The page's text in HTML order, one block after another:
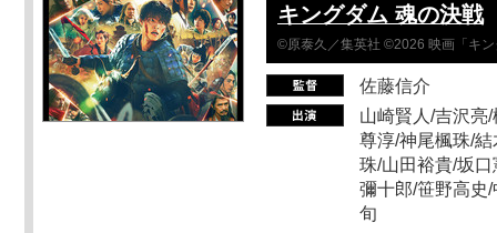
キングダム 魂の決戦
©原泰久／集英社 ©2026 映画「キ
佐藤信介
山崎賢人/吉沢亮
尊淳/神尾楓珠/
珠/山田裕貴/坂
彌十郎/笹野高史
旬